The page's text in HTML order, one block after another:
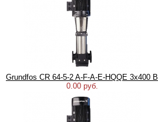
Grundfos CR 64-5-2 A-F-A-E-HQQE 3х400 В
0.00 руб.